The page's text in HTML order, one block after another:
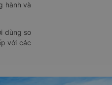
hành và
dùng so
với các